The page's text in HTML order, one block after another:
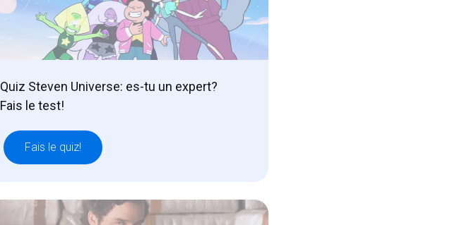
Quiz Steven Universe: es-tu un expert?
Fais le test!
Fais le quiz!